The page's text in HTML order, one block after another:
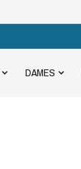
DAMES